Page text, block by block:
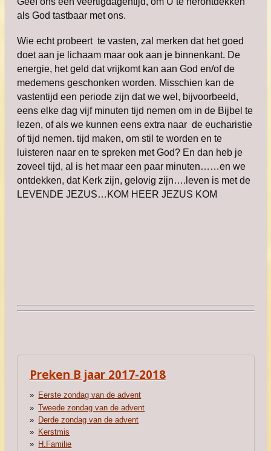
als God tastbaar met ons.
Wie echt probeert te vasten, zal merken dat het goed
doet aan je lichaam maar ook aan je binnenkant. De
energie, het geld dat vrijkomt kan aan God en/of de
medemens geschonken worden. Misschien kan de
vastentijd een periode zijn dat we wel, bijvoorbeeld,
eens elke dag vijf minuten tijd nemen om in de Bijbel te
lezen, of als we kunnen eens extra naar de eucharistie
of tijd nemen. tijd maken, om stil te worden en te
luisteren naar en te spreken met God? En dan heb je
zoveel tijd, al is het maar een paar minuten……en we
ontdekken, dat Kerk zijn, gelovig zijn….leven is met de
LEVENDE JEZUS…KOM HEER JEZUS KOM
Preken B jaar 2017-2018
Eerste zondag van de advent
Tweede zondag van de advent
Derde zondag van de advent
Kerstmis
H.Familie